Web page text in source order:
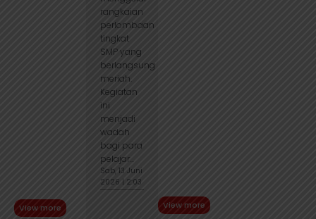
View more
rangkaian
perlombaan
tingkat
SMP yang
berlangsung
meriah.
Kegiatan
ini
menjadi
wadah
bagi para
pelajar...
Sab, 13 Juni
2026 | 2:03
View more